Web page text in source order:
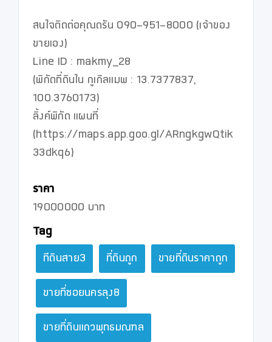
สนใจติดต่อคุณดรัน 090-951-8000 (เจ้าของ
ขายเอง)
Line ID : makmy_28
(พิกัดที่ดินใน กูเกิลแมพ : 13.7377837,
100.3760173)
ลิ้งค์พิกัด แผนที่
(https://maps.app.goo.gl/ARngkgwQtik
33dkq6)
ราคา
19000000 บาท
Tag
ทีดินสาย3 ที่ดินถูก ขายที่ดินราคาถูก
ขายที่ซอยนครลุง8
ขายที่ดินแถวพุทธมณฑล